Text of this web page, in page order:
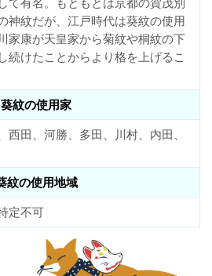
神紋だが、江戸時代は葵紋の使用
家康が天皇家から菊紋や桐紋の下
続けたことからより格を上げるこ
葵紋の使用家
田、河勝、多田、川村、内田、
紋の使用地域
定不可